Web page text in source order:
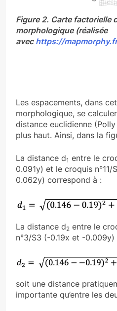
Figure 2. Carte factorielle
morphologique (réalisée
avec https://
Les espacements, dans
morphologique, se
distance euclidienne
plus haut. Ainsi, dans la
La distance d1 entre le
0.091y) et le croquis n°11/
0.062y) correspond à :
La distance d2 entre le
n°3/S3 (-0.19x et -
soit une distance
importante qu’entre les